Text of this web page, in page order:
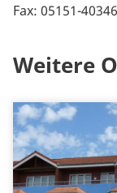
Fax: 05151-
Weitere